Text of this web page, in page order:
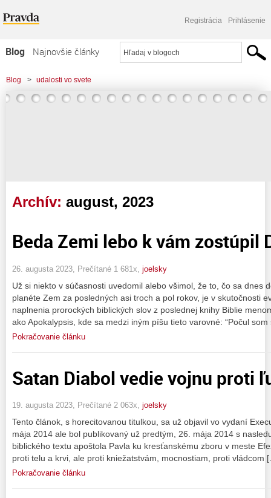
Registrácia Prihlásenie
Blog
Najnovšie články
Najčítanejšie články
Najkomentovanejšie články
Blog > udalosti vo svete
Archív: august, 2023
Beda Zemi lebo k vám zostúpil
26. augusta 2023, Prečítané 1 681x, joelsky
Už si niekto v súčasnosti uvedomil alebo všimol, že to, čo sa dnes
planéte Zem za posledných asi troch a pol rokov, je v skutočnosti
naplnenia prorockých biblických slov z poslednej knihy Biblie
ako Apokalypsis, kde sa medzi iným píšu tieto varovné: “Počul
Pokračovanie článku
Satan Diabol vedie vojnu proti
19. augusta 2023, Prečítané 2 063x, joelsky
Tento článok, s horecitovanou titulkou, sa už objavil vo vydaní
mája 2014 ale bol publikovaný už predtým, 26. mája 2014 s
biblického textu apoštola Pavla ku kresťanskému zboru v meste
proti telu a krvi, ale proti kniežatstvám, mocnostiam, proti vládcom
Pokračovanie článku